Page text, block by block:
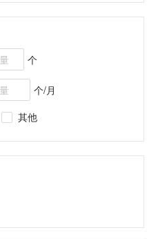
个
个/月
其他